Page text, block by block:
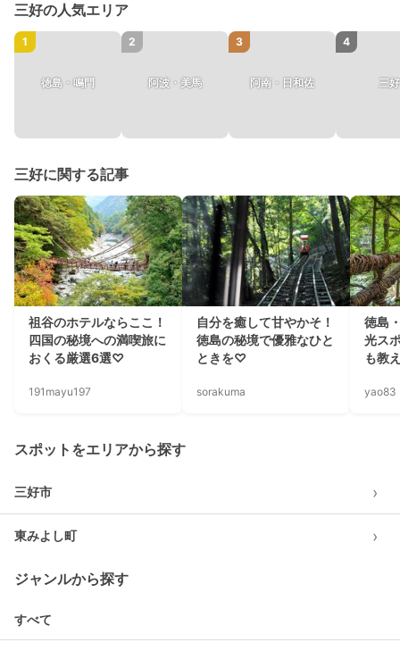
三好の人気エリア
1
徳島・鳴門
2
阿波・美馬
3
阿南・日和佐
4
三好
三好に関する記事
祖谷のホテルならここ！
四国の秘境への満喫旅に
おくる厳選6選♡
191mayu197
自分を癒して甘やかそ！
徳島の秘境で優雅なひと
ときを♡
sorakuma
徳島
光ス
も教
yao83
スポットをエリアから探す
三好市 ›
東みよし町 ›
ジャンルから探す
すべて